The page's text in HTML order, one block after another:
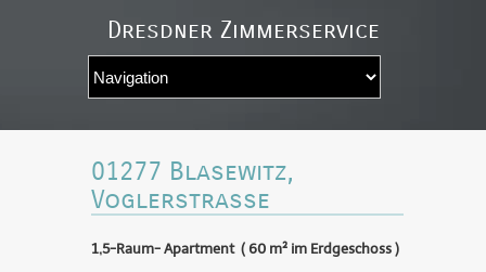
Dresdner Zimmerservice
auswÃ¤hlen
01277 Blasewitz,
Voglerstrasse
1,5-Raum- Apartment ( 60 m² im Erdgeschoss )